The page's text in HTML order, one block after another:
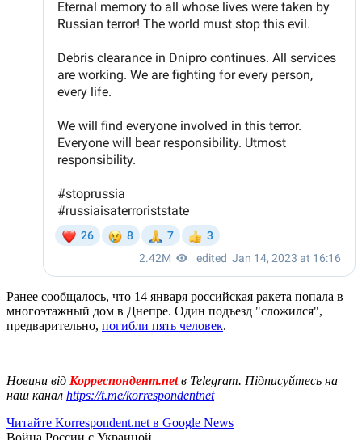
Ранее сообщалось, что 14 января российская ракета попала в
многоэтажный дом в Днепре. Один подъезд "сложился",
предварительно, погибли пять человек.
Новини від Корреспондент.netв Telegram. Підписуйтесь на
наш канал https://t.me/korrespondentnet
Читайте Korrespondent.net в Google News
Война России с Украиной